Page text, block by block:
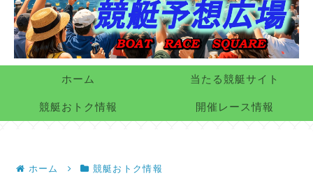
ホーム 当たる競艇サイト
競艇おトク情報 開催レース情報
ホーム 競艇おトク情報